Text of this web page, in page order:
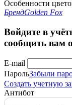
Особенности
БрендGolden Fox
Войдите в
сообщить вам
E-mail
ПарольЗабыли
Создать учетную
Антибот